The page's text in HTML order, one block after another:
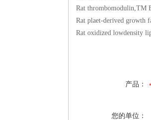
Rat
Rat plaet-derived
Rat oxidized lowdensity
产品：
您的单位：